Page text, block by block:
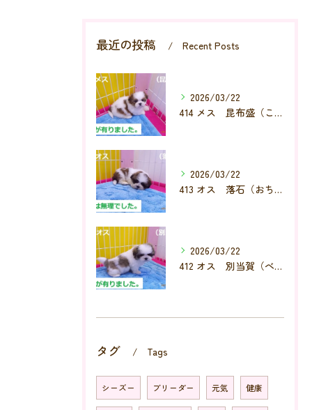
最近の投稿 Recent Posts
2026/03/22
414 メス 昆布盛（こんぶもり）
2026/03/22
413 オス 落石（おちいし）
2026/03/22
412 オス 別当賀（べっとが）
タグ Tags
シーズー ブリーダー 元気 健康